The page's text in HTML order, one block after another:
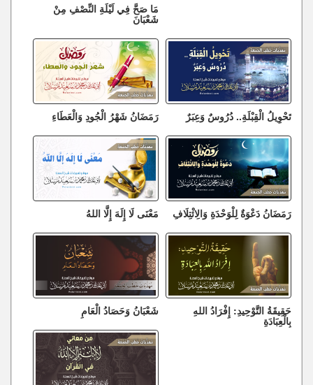
مَا صَحَّ فِي لَيْلَةِ النِّصْفِ مِنْ
شَعْبَانَ
تَحْوِيلُ الْقِبْلَةِ.. دُرُوسٌ وَعِبَرٌ رَمَضَانُ شَهْرُ الْجُودِ وَالْعَطَاءِ
رَمَضَانُ دَعْوَةٌ لِلْوَحْدَةِ وَالِائْتِلَافِ مَعْنَى لَا إِلَهَ إِلَّا اللهُ
حَقِيقَةُ التَّوْحِيدِ: إِفْرَادُ اللهِ
بِالْعِبَادَةِ
شَعْبَانُ وَحَصَادُ الْعَامِ